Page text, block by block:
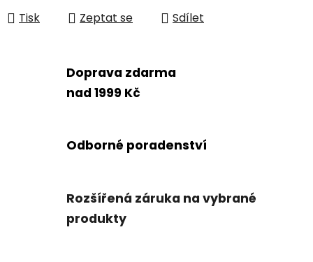
Tisk Zeptat se Sdílet
Doprava zdarma
nad 1999 Kč
Odborné poradenství
Rozšířená záruka na vybrané
produkty